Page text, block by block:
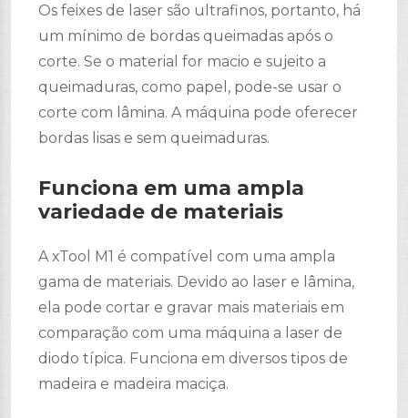
Os feixes de laser são ultrafinos, portanto, há
um mínimo de bordas queimadas após o
corte. Se o material for macio e sujeito a
queimaduras, como papel, pode-se usar o
corte com lâmina. A máquina pode oferecer
bordas lisas e sem queimaduras.
Funciona em uma ampla
variedade de materiais
A xTool M1 é compatível com uma ampla
gama de materiais. Devido ao laser e lâmina,
ela pode cortar e gravar mais materiais em
comparação com uma máquina a laser de
diodo típica. Funciona em diversos tipos de
madeira e madeira maciça.